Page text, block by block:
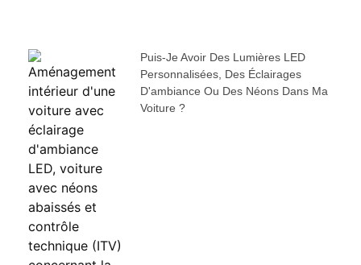
Puis-Je Avoir Des Lumières LED
Personnalisées, Des Éclairages
D'ambiance Ou Des Néons Dans Ma
Voiture ?